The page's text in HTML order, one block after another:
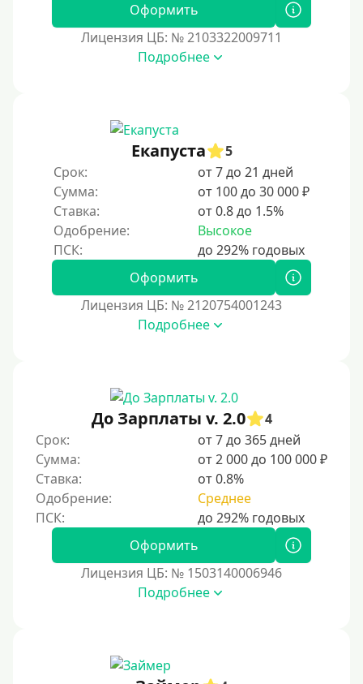
Оформить
Лицензия ЦБ: № 2103322009711
Подробнее
Екапуста
5
Срок:
от 7 до 21 дней
Сумма:
от 100 до 30 000 ₽
Ставка:
от 0.8 до 1.5%
Одобрение:
Высокое
Оформить
Лицензия ЦБ: № 2120754001243
Подробнее
До Зарплаты v. 2.0
4
Срок:
от 7 до 365 дней
Сумма:
от 2 000 до 100 000 ₽
Ставка:
от 0.8%
Одобрение:
Среднее
Оформить
Лицензия ЦБ: № 1503140006946
Подробнее